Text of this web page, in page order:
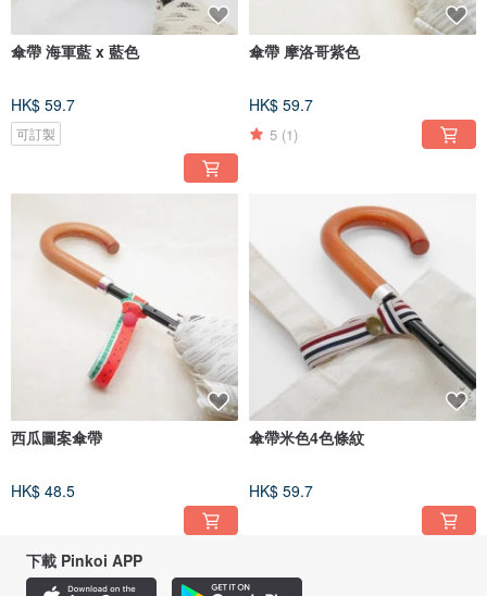
傘帶 海軍藍 x 藍色
HK$ 59.7
可訂製
傘帶 摩洛哥紫色
HK$ 59.7
5 (1)
西瓜圖案傘帶
HK$ 48.5
傘帶米色4色條紋
HK$ 59.7
下載 Pinkoi APP